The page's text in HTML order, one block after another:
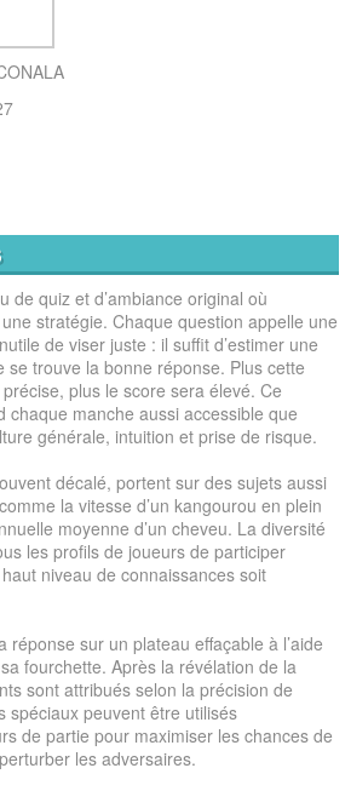
de quiz et d’ambiance original où
stratégie. Chaque question appelle une
de viser juste : il suffit d’estimer une
se trouve la bonne réponse. Plus cette
plus le score sera élevé. Ce
chaque manche aussi accessible que
générale, intuition et prise de risque.
décalé, portent sur des sujets aussi
la vitesse d’un kangourou en plein
moyenne d’un cheveu. La diversité
les profils de joueurs de participer
niveau de connaissances soit
réponse sur un plateau effaçable à l’aide
fourchette. Après la révélation de la
sont attribués selon la précision de
spéciaux peuvent être utilisés
de partie pour maximiser les chances de
les adversaires.